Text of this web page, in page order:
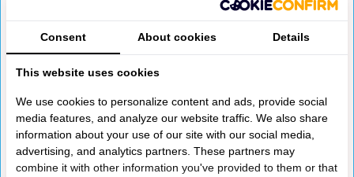
Campking Tentclip 19-22
Uitvoering verenstaal.
Op voorraad
€3,90
Doorsnede 50mm.
Op voorraad
€2,20
Consent About cookies Details
This website uses cookies
We use cookies to personalize content and ads, provide social
media features, and analyze our website traffic. We also share
information about your use of our site with our social media,
advertising, and analytics partners. These partners may
combine it with other information you've provided to them or that